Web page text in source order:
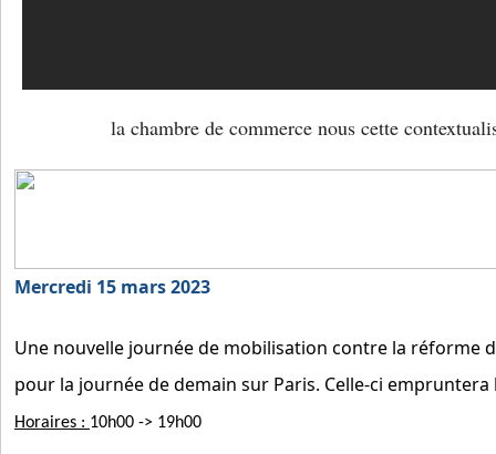
la chambre de commerce nous cette
Mercredi 15 mars 2023
Une nouvelle journée de mobilisation contre la réforme
pour la journée de demain sur Paris. Celle-ci
Horaires : 10h00 -> 19h00